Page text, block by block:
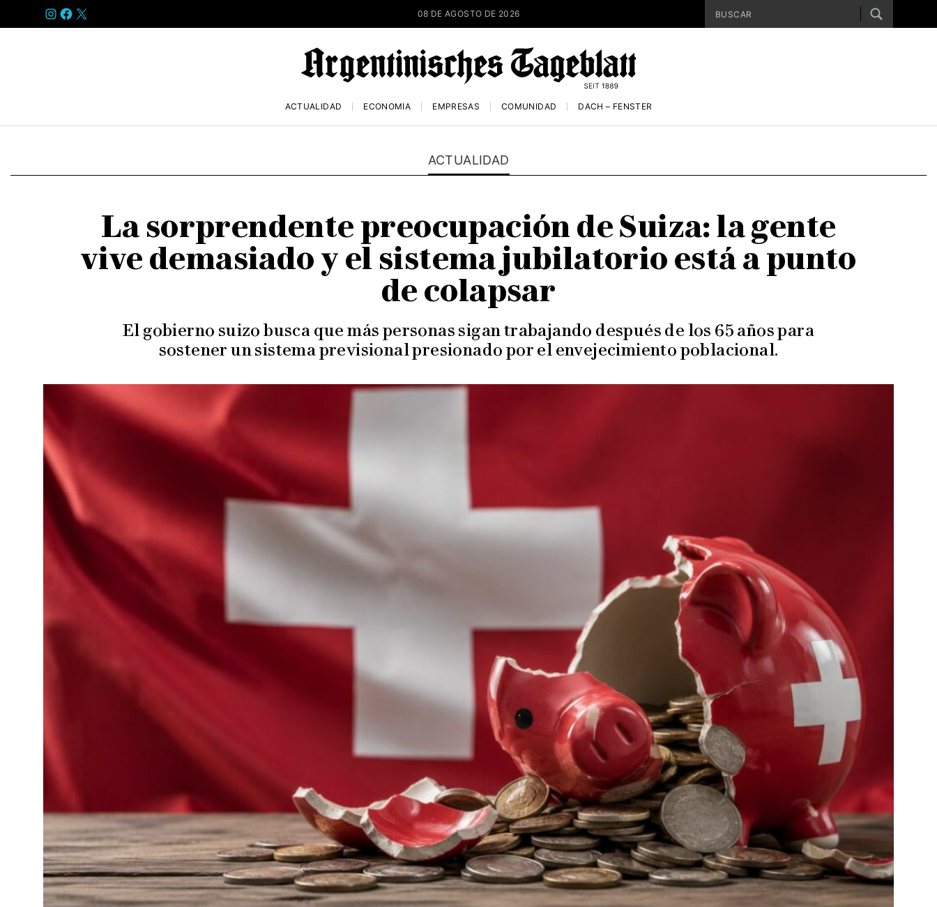
INSTAGRAM
FACEBOOK
X 08 DE AGOSTO DE 2026
ACTUALIDAD ECONOMÍA EMPRESAS COMUNIDAD DACH – FENSTER
ACTUALIDAD
La sorprendente preocupación de Suiza: la gente
vive demasiado y el sistema jubilatorio está a punto
de colapsar
El gobierno suizo busca que más personas sigan trabajando después de los 65 años para
sostener un sistema previsional presionado por el envejecimiento poblacional.